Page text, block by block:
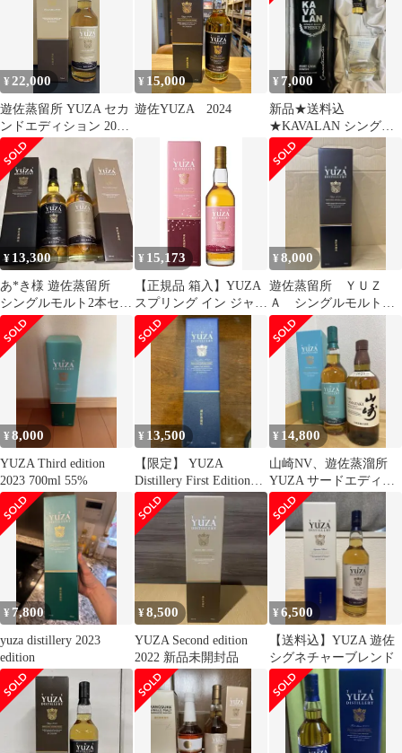
¥22,000
遊佐蒸留所 YUZA セカ
ンドエディション 2022
ジャパニーズウイスキ
ー シングルモルト
¥ 15,000
遊佐YUZA 2024
¥ 7,000
新品★送料込
★KAVALAN シングル
モルトウイスキー ギフ
トセット 台湾
¥ 13,300
あ*き様 遊佐蒸留所
シングルモルト2本セッ
ト
¥ 15,173
【正規品 箱入】YUZA
スプリング イン ジャパ
ン［2024］ 遊佐蒸留所
シングル モルト ジャパ
ニーズ ウイスキー
700ml 55％
¥8,000
遊佐蒸留所 ＹＵＺ
Ａ シングルモルト
2024 700ml 51%
¥8,000
YUZA Third edition
2023 700ml 55%
¥ 13,500
【限定】 YUZA
Distillery First Edition
2022
¥ 14,800
山崎NV、遊佐蒸溜所
YUZA サードエディシ
ョン 2023 ２本
¥ 7,800
yuza distillery 2023
edition
¥8,500
YUZA Second edition
2022 新品未開封品
¥6,500
【送料込】YUZA 遊佐
シグネチャーブレンド